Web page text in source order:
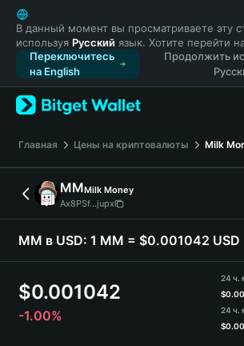
English
日本語
Tiếng Việt
Русский
Español (Latinoamérica)
Türkçe
Français
Deutsch
简体中文
繁體中文
Português (Portugal)
Bahasa Indonesia
ภาษาไทย
Español
В данный момент вы просматриваете эту
используя Русский язык. Хотите перейти
Переключитесь
на English
Продолжить
Главная Цены на криптовалюты Milk
MMMilk Money
Ax8PSf...jupx
MM в USD: 1 MM = $0.001042 USD
$0.001042
-1.00%
24 ч.
$
24 ч.
$